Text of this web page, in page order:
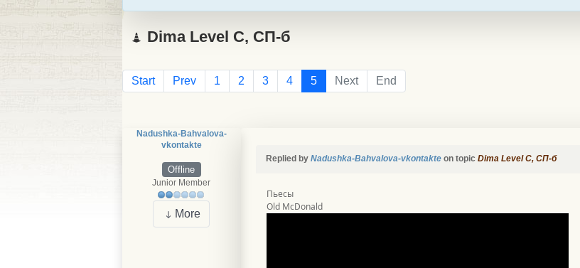
Dima Level С, СП-б
Start Prev 1 2 3 4 5 Next End
Nadushka-Bahvalova-
vkontakte
Offline
Junior Member
More
Replied by Nadushka-Bahvalova-vkontakteon topic Dima Level С, СП-б
Пьесы
Old McDonald